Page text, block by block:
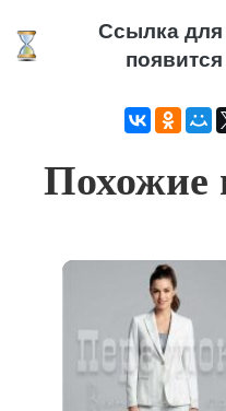
Ссылка для
Похожие